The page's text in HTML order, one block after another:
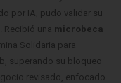
por IA, pudo validar su
Recibió una microbeca
Solidaria para
superando su bloqueo
revisado, enfocado